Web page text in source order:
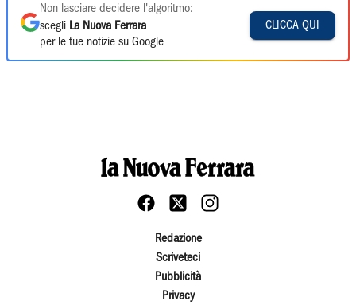
Non lasciare decidere l'algoritmo:
scegli La Nuova Ferrara
per le tue notizie su Google
CLICCA QUI
Redazione
Scriveteci
Pubblicità
Privacy